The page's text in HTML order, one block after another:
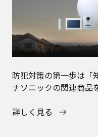
防犯対策の第一歩は「
ナソニックの関連商品
詳しく見る